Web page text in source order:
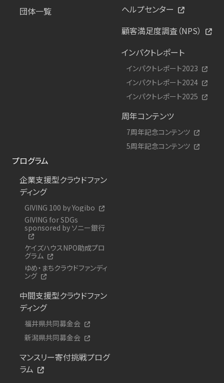
団体一覧
ヘルプセンター
顧客満足度調査（NPS）
インパクトレポート
インパクトレポート2023
インパクトレポート2024
インパクトレポート2025
周年コンテンツ
7周年記念コンテンツ
5周年記念コンテンツ
プログラム
企業支援型クラウドファン
ディング
GIVING 100 by Yogibo
GIVING for SDGs
sponsored by ソニー銀行
ケイズハウスNPO助成プロ
グラム
ゆめ・まちクラウドファンディ
ング
中間支援型クラウドファン
ディング
福井県共同募金会
新潟県共同募金会
マンスリー寄付挑戦プログ
ラム